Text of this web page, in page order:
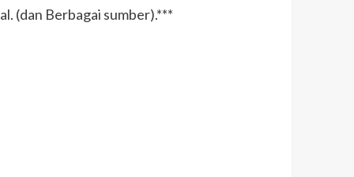
(dan Berbagai sumber).***